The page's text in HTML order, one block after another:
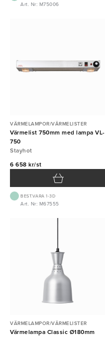
Art. Nr: M75006
VÄRMELAMPOR/VÄRMELISTER
Värmelist 750mm med lampa VL-
750
Stayhot
6 658 kr/st
BEST.VARA 1-3D
Art. Nr: M67555
VÄRMELAMPOR/VÄRMELISTER
Värmelampa Classic Ø180mm